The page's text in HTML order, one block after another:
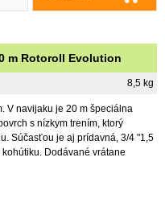
m Rotoroll Evolution
8,5 kg
V navijaku je 20 m špeciálna
s nízkym trením, ktorý
Súčasťou je aj prídavná, 3/4 "1,5
Dodávané vrátane